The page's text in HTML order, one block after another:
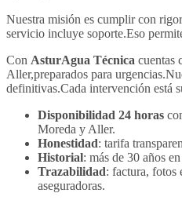
Nuestra misión es cumplir con
servicio incluye soporte.Eso
Con AsturAgua Técnica cuentas
Aller,preparados para
definitivas.Cada intervención está
Disponibilidad 24 horas
Moreda y Aller.
Honestidad: tarifa
Historial: más de 30 años
Trazabilidad: factura, fotos
aseguradoras.